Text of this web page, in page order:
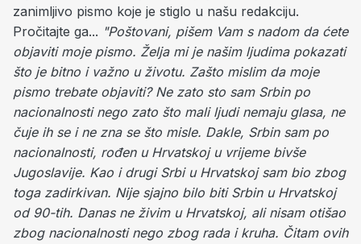
zanimljivo pismo koje je stiglo u našu redakciju.
Pročitajte ga... "Poštovani, pišem Vam s nadom da ćete
objaviti moje pismo. Želja mi je našim ljudima pokazati
što je bitno i važno u životu. Zašto mislim da moje
pismo trebate objaviti? Ne zato sto sam Srbin po
nacionalnosti nego zato što mali ljudi nemaju glasa, ne
čuje ih se i ne zna se što misle. Dakle, Srbin sam po
nacionalnosti, rođen u Hrvatskoj u vrijeme bivše
Jugoslavije. Kao i drugi Srbi u Hrvatskoj sam bio zbog
toga zadirkivan. Nije sjajno bilo biti Srbin u Hrvatskoj
od 90-tih. Danas ne živim u Hrvatskoj, ali nisam otišao
zbog nacionalnosti nego zbog rada i kruha. Čitam ovih